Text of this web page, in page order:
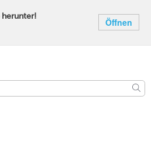
herunter!
Öffnen